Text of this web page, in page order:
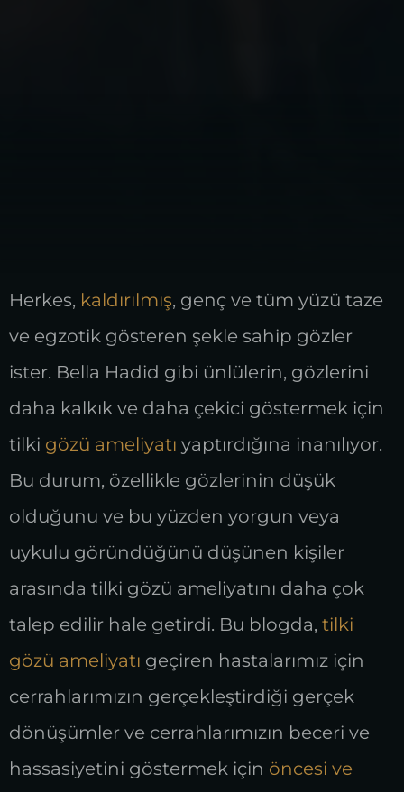
Herkes, kaldırılmış, genç ve tüm yüzü taze
ve egzotik gösteren şekle sahip gözler
ister. Bella Hadid gibi ünlülerin, gözlerini
daha kalkık ve daha çekici göstermek için
tilki gözü ameliyatı yaptırdığına inanılıyor.
Bu durum, özellikle gözlerinin düşük
olduğunu ve bu yüzden yorgun veya
uykulu göründüğünü düşünen kişiler
arasında tilki gözü ameliyatını daha çok
talep edilir hale getirdi. Bu blogda, tilki
gözü ameliyatı geçiren hastalarımız için
cerrahlarımızın gerçekleştirdiği gerçek
dönüşümler ve cerrahlarımızın beceri ve
hassasiyetini göstermek için öncesi ve